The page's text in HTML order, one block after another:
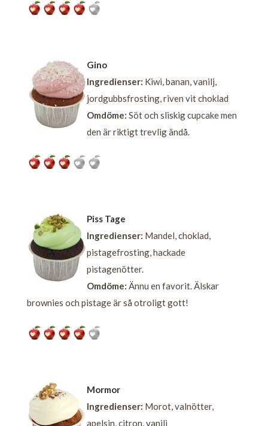
Gino
Ingredienser: Kiwi, banan, vanilj,
jordgubbsfrosting, riven vit choklad
Omdöme: Söt och sliskig cupcake men
den är riktigt trevlig ändå.
Piss Tage
Ingredienser: Mandel, choklad,
pistagefrosting, hackade
pistagenötter.
Omdöme: Ännu en favorit. Älskar
brownies och pistage är så otroligt gott!
Mormor
Ingredienser: Morot, valnötter,
apelsin, citron, vanilj